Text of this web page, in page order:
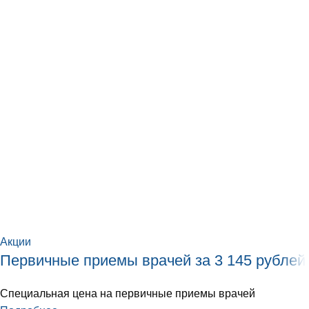
Акции
Первичные приемы врачей за 3 145 рублей
Специальная цена на первичные приемы врачей